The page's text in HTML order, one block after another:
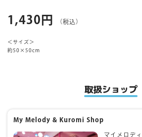
1,430円 （税込）
＜サイズ＞
約50×50cm
取扱ショップ
My Melody & Kuromi Shop
マイメロデ